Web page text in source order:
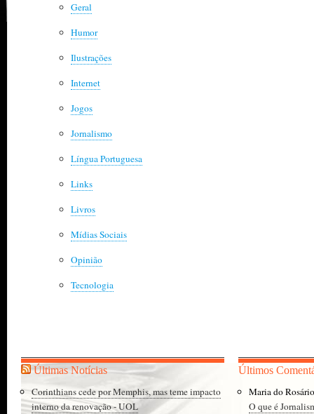
Geral
Humor
Ilustrações
Internet
Jogos
Jornalismo
Língua Portuguesa
Links
Livros
Mídias Sociais
Opinião
Tecnologia
Últimas Notícias
Corinthians cede por Memphis, mas teme impacto
interno da renovação - UOL
Últimos
Maria do
O que é